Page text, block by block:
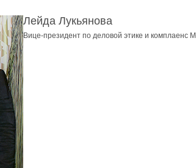
Лейда Лукьянова
Вице-президент по деловой этике и комплаенс